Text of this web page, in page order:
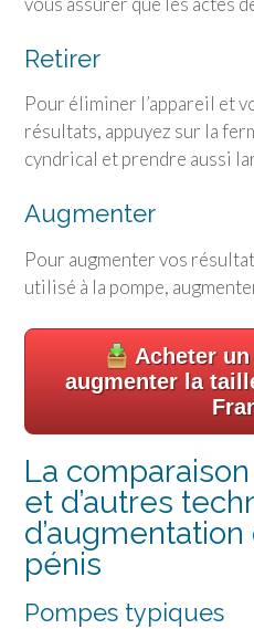
Retirer
Pour éliminer l’appareil et
résultats, appuyez sur la
cyndrical et prendre aussi
Augmenter
Pour augmenter vos
utilisé à la pompe,
Acheter
augmenter la
La
et d’autres
pénis
Pompes typiques